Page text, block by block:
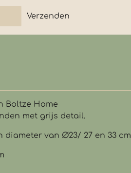
Verzenden
Boltze Home
met grijs detail.
diameter van Ø23/ 27 en 33 cm